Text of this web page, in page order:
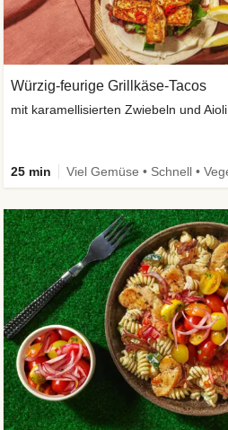
Würzig-feurige Grillkäse-Tacos
mit karamellisierten Zwiebeln und Aioli
25 min